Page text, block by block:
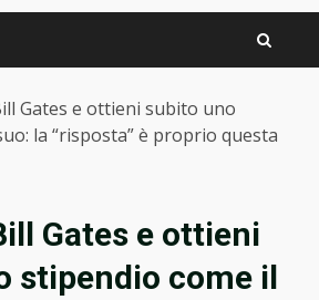
Gates e ottieni subito uno
la “risposta” è proprio questa
Gates e ottieni
stipendio come il